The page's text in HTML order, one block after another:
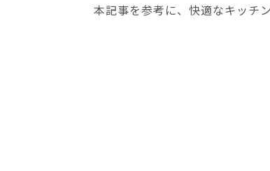
本記事を参考に、快適なキッチ